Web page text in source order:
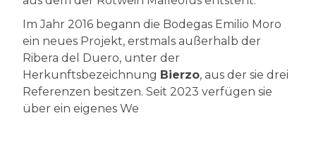
Im Jahr 2016 begann die Bodegas Emilio Moro
ein neues Projekt, erstmals außerhalb der
Ribera del Duero, unter der
Herkunftsbezeichnung Bierzo, aus der sie drei
Referenzen besitzen. Seit 2023 verfügen sie
über ein eigenes We